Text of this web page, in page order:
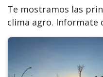
Te mostramos las
clima agro. Informate